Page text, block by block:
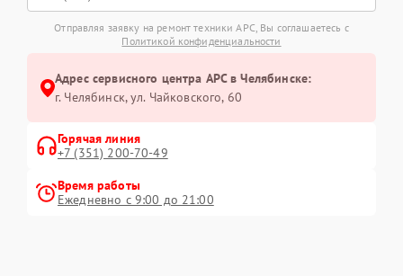
Отправляя заявку на ремонт техники APC, Вы соглашаетесь с
Политикой конфиденциальности
Адрес сервисного центра APC в Челябинске:
г. Челябинск, ул. Чайковского, 60
Горячая линия
+7 (351) 200-70-49
Время работы
Ежедневно с 9:00 до 21:00